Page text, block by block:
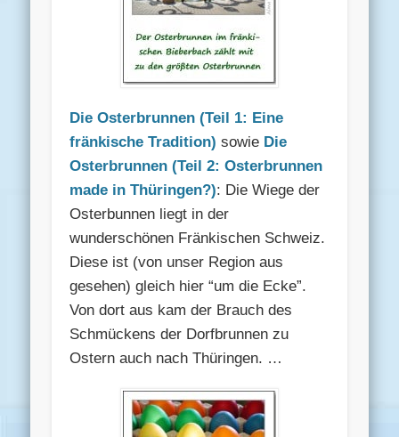
Die Osterbrunnen (Teil 1: Eine
fränkische Tradition) sowie Die
Osterbrunnen (Teil 2: Osterbrunnen
made in Thüringen?): Die Wiege der
Osterbunnen liegt in der
wunderschönen Fränkischen Schweiz.
Diese ist (von unser Region aus
gesehen) gleich hier “um die Ecke”.
Von dort aus kam der Brauch des
Schmückens der Dorfbrunnen zu
Ostern auch nach Thüringen. …